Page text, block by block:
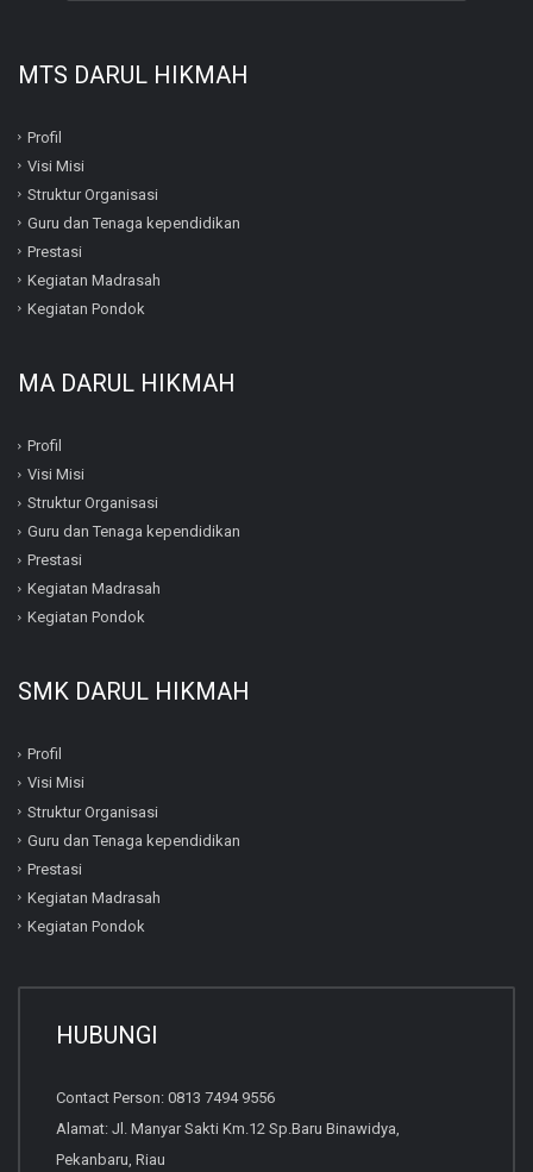
MTS DARUL HIKMAH
Profil
Visi Misi
Struktur Organisasi
Guru dan Tenaga kependidikan
Prestasi
Kegiatan Madrasah
Kegiatan Pondok
MA DARUL HIKMAH
Profil
Visi Misi
Struktur Organisasi
Guru dan Tenaga kependidikan
Prestasi
Kegiatan Madrasah
Kegiatan Pondok
SMK DARUL HIKMAH
Profil
Visi Misi
Struktur Organisasi
Guru dan Tenaga kependidikan
Prestasi
Kegiatan Madrasah
Kegiatan Pondok
HUBUNGI
Contact Person: 0813 7494 9556
Alamat: Jl. Manyar Sakti Km.12 Sp.Baru Binawidya,
Pekanbaru, Riau